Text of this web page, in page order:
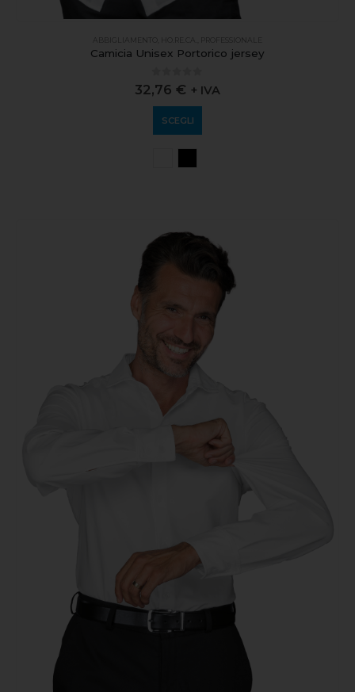
ABBIGLIAMENTO HO.RE.CA. PROFESSIONALE
Camicia Unisex Portorico jersey
0out of 5
32,76 € + IVA
SCEGLI